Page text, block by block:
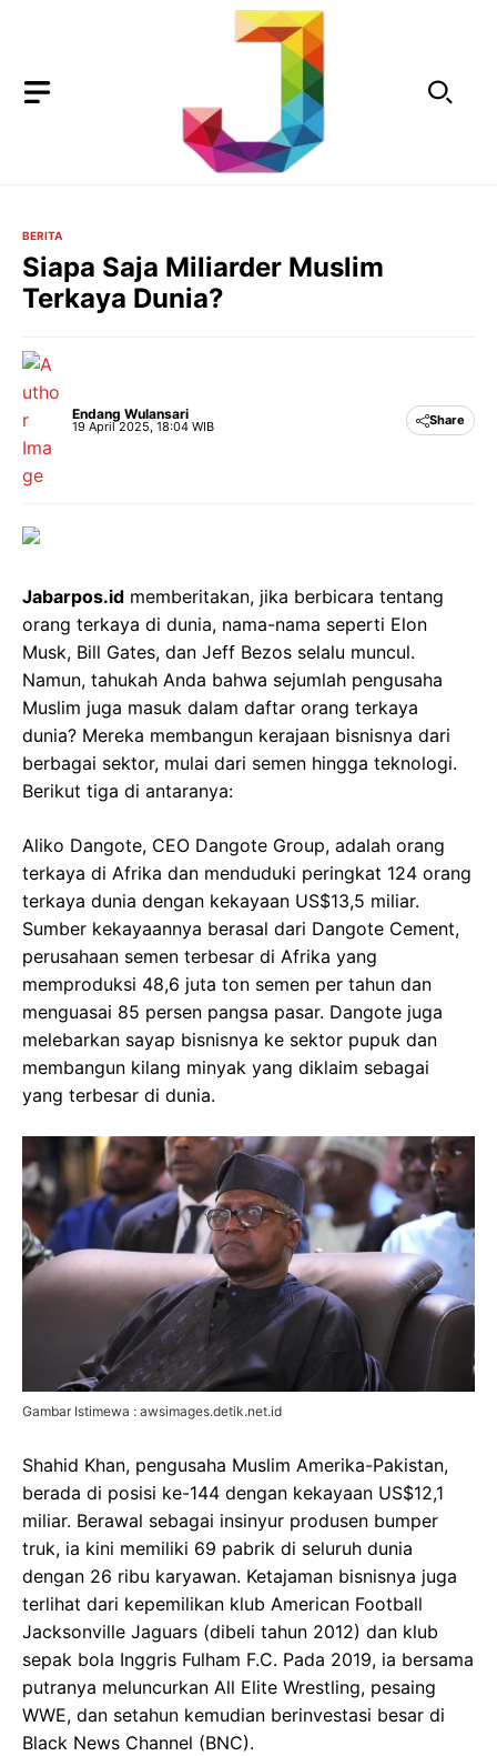
BERITA
Siapa Saja Miliarder Muslim
Terkaya Dunia?
Endang Wulansari
19 April 2025, 18:04 WIB Share
Jabarpos.id memberitakan, jika berbicara tentang
orang terkaya di dunia, nama-nama seperti Elon
Musk, Bill Gates, dan Jeff Bezos selalu muncul.
Namun, tahukah Anda bahwa sejumlah pengusaha
Muslim juga masuk dalam daftar orang terkaya
dunia? Mereka membangun kerajaan bisnisnya dari
berbagai sektor, mulai dari semen hingga teknologi.
Berikut tiga di antaranya:
Aliko Dangote, CEO Dangote Group, adalah orang
terkaya di Afrika dan menduduki peringkat 124 orang
terkaya dunia dengan kekayaan US$13,5 miliar.
Sumber kekayaannya berasal dari Dangote Cement,
perusahaan semen terbesar di Afrika yang
memproduksi 48,6 juta ton semen per tahun dan
menguasai 85 persen pangsa pasar. Dangote juga
melebarkan sayap bisnisnya ke sektor pupuk dan
membangun kilang minyak yang diklaim sebagai
yang terbesar di dunia.
Gambar Istimewa : awsimages.detik.net.id
Shahid Khan, pengusaha Muslim Amerika-Pakistan,
berada di posisi ke-144 dengan kekayaan US$12,1
miliar. Berawal sebagai insinyur produsen bumper
truk, ia kini memiliki 69 pabrik di seluruh dunia
dengan 26 ribu karyawan. Ketajaman bisnisnya juga
terlihat dari kepemilikan klub American Football
Jacksonville Jaguars (dibeli tahun 2012) dan klub
sepak bola Inggris Fulham F.C. Pada 2019, ia bersama
putranya meluncurkan All Elite Wrestling, pesaing
WWE, dan setahun kemudian berinvestasi besar di
Black News Channel (BNC).